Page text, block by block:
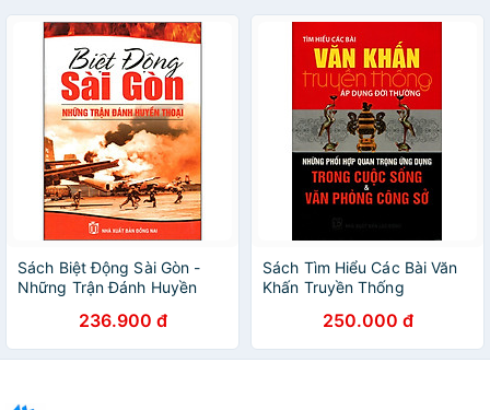
Sách Biệt Động Sài Gòn -
Những Trận Đánh Huyền
236.900 đ
Sách Tìm Hiểu Các Bài Văn
Khấn Truyền Thống
250.000 đ